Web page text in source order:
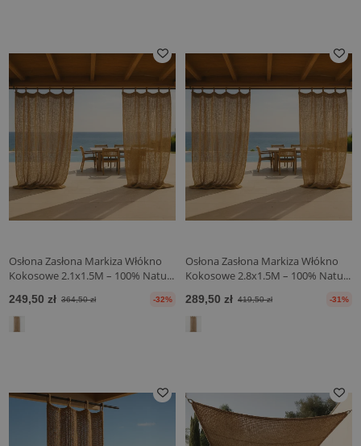
Osłona Zasłona Markiza Włókno
Kokosowe 2.1x1.5M – 100% Natu...
249,50 zł 364,50 zł -32%
Osłona Zasłona Markiza Włókno
Kokosowe 2.8x1.5M – 100% Natu...
289,50 zł 419,50 zł -31%